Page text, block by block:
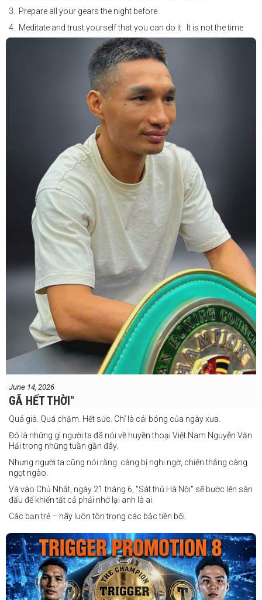
3. Prepare all your gears the night before.
4. Meditate and trust yourself that you can do it. It is not the time
for self doubt.
5. Conduct yourself as if you are on the world stage for a world
championship fight. Remeber that everyone is watching.
6. It's ok to make a mistake but its not okay to hesitate. When you
make a call, make it loud and clear.
Know that it is not about you. It's about ensuring the safety and the
fairness for the boxers who put their lives in the ring. At the end,
what Tony Weeks said during the Referee training seminar
encapsulates it well. "You do it for the love and respect of the
#professionalboxing
#proboxingreferee
#Tonyweeks
June 14, 2026
GÃ HẾT THỜI"
Quá già. Quá chậm. Hết sức. Chỉ là cái bóng của ngày xưa.
Đó là những gì người ta đã nói về huyền thoại Việt Nam Nguyễn Văn
Hải trong những tuần gần đây.
Nhưng người ta cũng nói rằng: càng bị nghi ngờ, chiến thắng càng
ngọt ngào.
Và vào Chủ Nhật, ngày 21 tháng 6, "Sát thủ Hà Nội" sẽ bước lên sàn
đấu để khiến tất cả phải nhớ lại anh là ai.
Các bạn trẻ – hãy luôn tôn trọng các bậc tiền bối.